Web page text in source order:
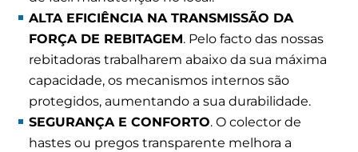
ALTA EFICIÊNCIA NA TRANSMISSÃO DA
FORÇA DE REBITAGEM. Pelo facto das nossas
rebitadoras trabalharem abaixo da sua máxima
capacidade, os mecanismos internos são
protegidos, aumentando a sua durabilidade.
SEGURANÇA E CONFORTO. O colector de
hastes ou pregos transparente melhora a